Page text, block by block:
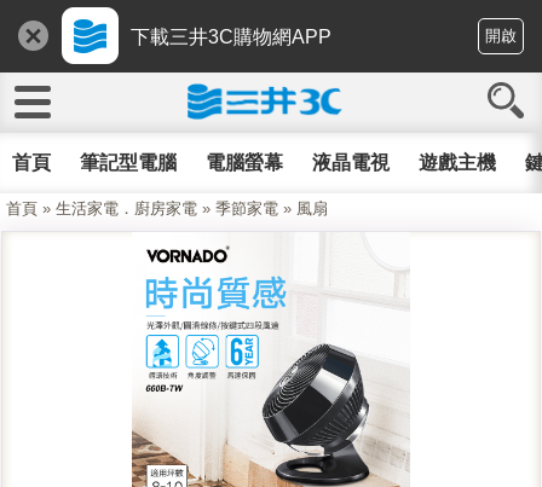
下載三井3C購物網APP 開啟
首頁 筆記型電腦 電腦螢幕 液晶電視 遊戲主機
首頁 » 生活家電．廚房家電 » 季節家電 » 風扇